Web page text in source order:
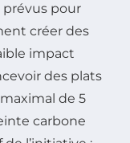
prévus pour
créer des
impact
des plats
de 5
carbone